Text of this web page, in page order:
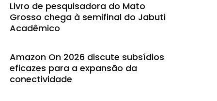
Livro de pesquisadora do Mato
Grosso chega à semifinal do Jabuti
Acadêmico
Amazon On 2026 discute subsídios
eficazes para a expansão da
conectividade